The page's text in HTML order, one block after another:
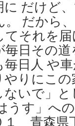
に だけど
だから
それを
日その
日人 や
りにこ
いで」
うす」へ
青森県